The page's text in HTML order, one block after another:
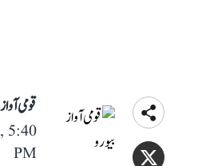
قومی
5:40
PM